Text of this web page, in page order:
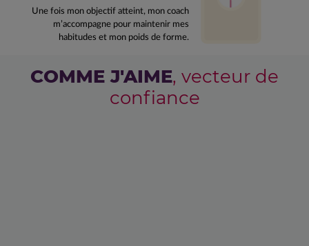
Une fois mon objectif atteint, mon coach
m’accompagne pour maintenir mes
habitudes et mon poids de forme.
COMME J'AIME, vecteur de
confiance